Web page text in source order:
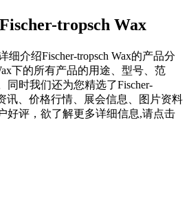
Fischer-tropsch Wax
细介绍Fischer-tropsch Wax的产品分
下的所有产品的用途、型号、范
同时我们还为您精选了Fischer-
讯、价格行情、展会信息、图片资料
好评，欲了解更多详细信息,请点击